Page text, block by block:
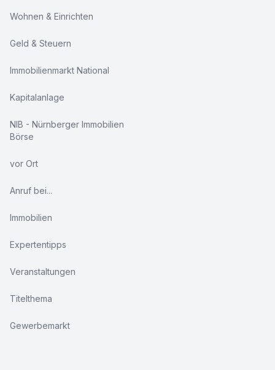
Wohnen & Einrichten
Geld & Steuern
Immobilienmarkt National
Kapitalanlage
NIB - Nürnberger Immobilien
Börse
vor Ort
Anruf bei...
Immobilien
Expertentipps
Veranstaltungen
Titelthema
Gewerbemarkt